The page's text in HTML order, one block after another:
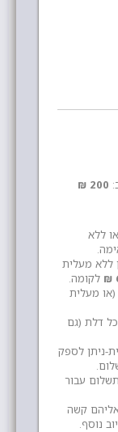
200 ₪
או ללא
מעל קומה 3 בבניין ללא מעלית
לקומה.
(או מעלית
דלת (גם
ניתן לספק
עבור
קשה
נוסף.